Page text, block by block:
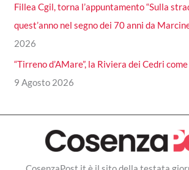
Fillea Cgil, torna l’appuntamento “Sulla
quest’anno nel segno dei 70 anni da
2026
“Tirreno d’AMare”, la Riviera dei Cedri
9 Agosto 2026